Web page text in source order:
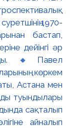
1970-
бастап,
дейінгі әр
🔸Павел
көркем
Астана мен
туындылары
сақталып
айналып